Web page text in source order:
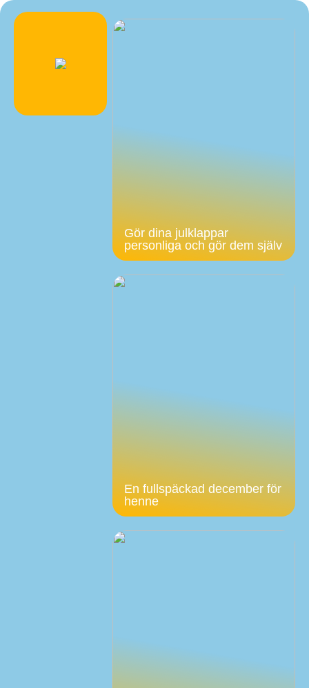
Gör dina julklappar
personliga och gör dem själv
En fullspäckad december för
henne